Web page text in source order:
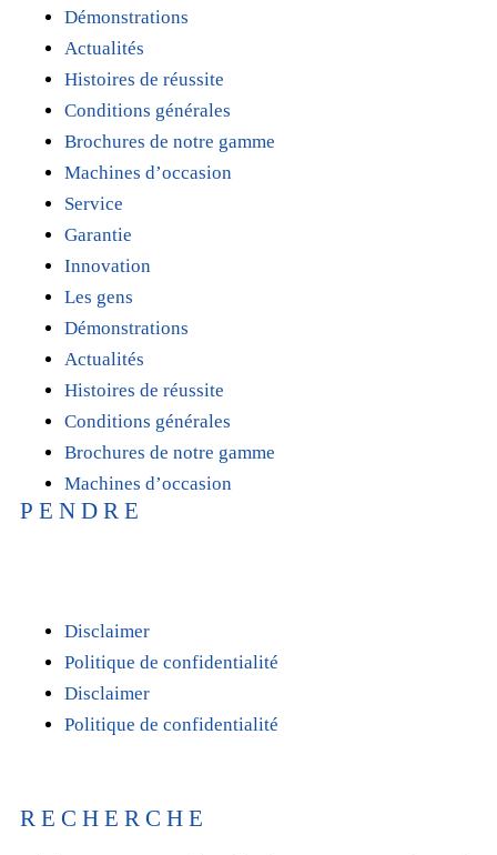
Démonstrations
Actualités
Histoires de réussite
Conditions générales
Brochures de notre gamme
Machines d’occasion
Service
Garantie
Innovation
Les gens
Démonstrations
Actualités
Histoires de réussite
Conditions générales
Brochures de notre gamme
Machines d’occasion
PENDRE
Disclaimer
Politique de confidentialité
Disclaimer
Politique de confidentialité
RECHERCHE